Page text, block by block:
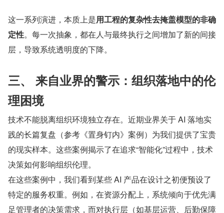
这一系列演进，本质上是用工程的复杂性去掩盖模型的非确
定性。每一次抽象，都在人与最终执行之间增加了新的间接
层，导致系统透明度的下降。
三、 来自业界的警示：组织落地中的伦
理困境
技术不能脱离组织环境独立存在。近期业界关于 AI 落地实
践的长篇复盘（参考《置身钉内》案例）为我们提供了宝贵
的现实样本。这些案例揭示了在追求“智能化”过程中，技术
决策如何影响组织伦理。
在这些案例中，我们看到某些 AI 产品在设计之初便预设了
特定的服务权重。例如，在资源分配上，系统倾向于优先满
足管理者的决策需求，而对执行层（如基层运营、后勤保障